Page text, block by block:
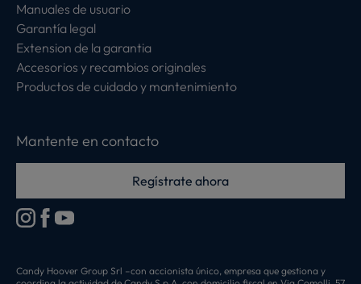
Manuales de usuario
Garantía legal
Extension de la garantia
Accesorios y recambios originales
Productos de cuidado y mantenimiento
Mantente en contacto
Regístrate ahora
Candy Hoover Group Srl –con accionista único, empresa que gestiona y